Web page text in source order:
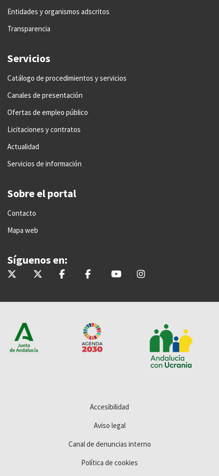
Entidades y organismos adscritos
Transparencia
Servicios
Catálogo de procedimientos y servicios
Canales de presentación
Ofertas de empleo público
Licitaciones y contratos
Actualidad
Servicios de información
Sobre el portal
Contacto
Mapa web
Síguenos en:
@InteriorJunta
@saludand@InteriorJunta@Saludandalucia
@Saludand@saludand
Accesibilidad
Aviso legal
Canal de denuncias interno
Política de cookies